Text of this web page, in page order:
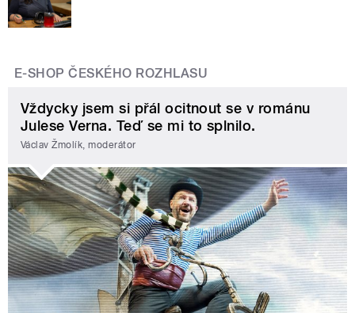
E-SHOP ČESKÉHO ROZHLASU
Vždycky jsem si přál ocitnout se v románu
Julese Verna. Teď se mi to splnilo.
Václav Žmolík, moderátor